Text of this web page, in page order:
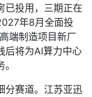
已投用，三期正在
年8月全面投
端制造项目新厂
后将为AI算力中心
赛道。江苏亚迅